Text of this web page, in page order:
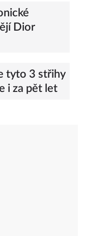
Dior
tyto 3 střihy
i za pět let